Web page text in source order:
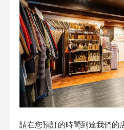
請在您預訂的時間到達我們的